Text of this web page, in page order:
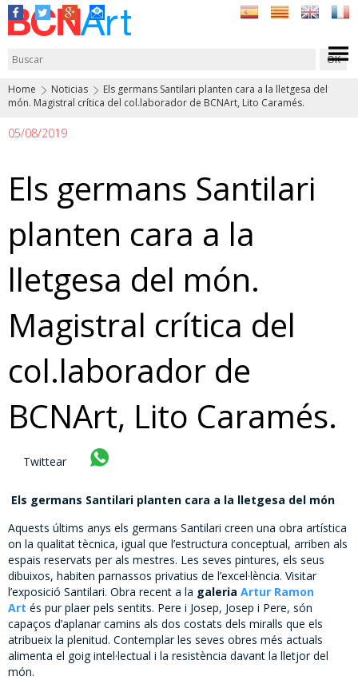
Home Noticias
Els germans Santilari planten cara a la lletgesa del
món. Magistral crítica del col.laborador de BCNArt, Lito Caramés.
05/08/2019
Els germans Santilari
planten cara a la
lletgesa del món.
Magistral crítica del
col.laborador de
BCNArt, Lito Caramés.
Twittear
Els germans Santilari planten cara a la lletgesa del món
Aquests últims anys els germans Santilari creen una obra artística
on la qualitat tècnica, igual que l’estructura conceptual, arriben als
espais reservats per als mestres. Les seves pintures, els seus
dibuixos, habiten parnassos privatius de l’excel·lència. Visitar
l’exposició Santilari. Obra recent a la galeria Artur Ramon
Art és pur plaer pels sentits. Pere i Josep, Josep i Pere, són
capaços d’aplanar camins als dos costats dels miralls que els
atribueix la plenitud. Contemplar les seves obres més actuals
alimenta el goig intel·lectual i la resistència davant la lletjor del
món.